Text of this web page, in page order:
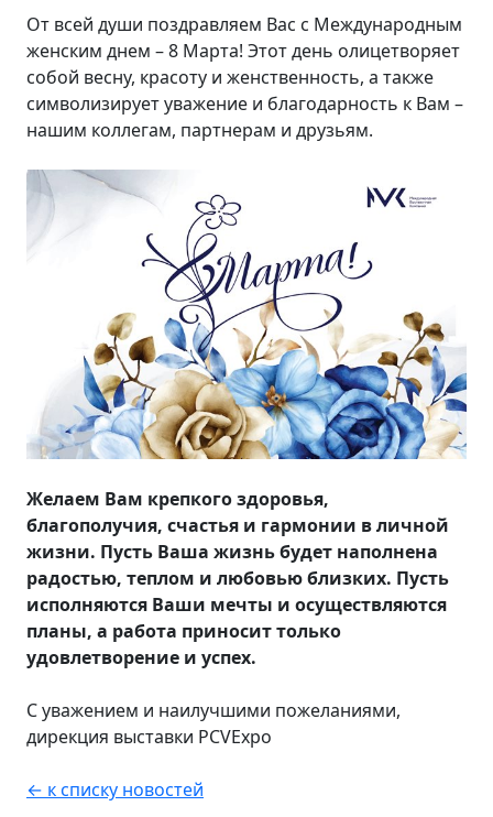
От всей души поздравляем Вас с Международным
женским днем – 8 Марта! Этот день олицетворяет
собой весну, красоту и женственность, а также
символизирует уважение и благодарность к Вам –
нашим коллегам, партнерам и друзьям.
Желаем Вам крепкого здоровья,
благополучия, счастья и гармонии в личной
жизни. Пусть Ваша жизнь будет наполнена
радостью, теплом и любовью близких. Пусть
исполняются Ваши мечты и осуществляются
планы, а работа приносит только
удовлетворение и успех.
С уважением и наилучшими пожеланиями,
дирекция выставки PCVExpo
← к списку новостей